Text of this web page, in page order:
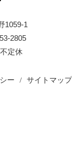
1059-1
2805
定休
ー サイトマップ